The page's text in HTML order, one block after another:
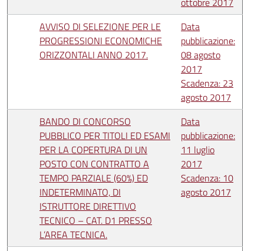
AVVISO DI SELEZIONE PER LE
PROGRESSIONI ECONOMICHE
ORIZZONTALI ANNO 2017.
Data
pubblicazione:
08 agosto
2017
Scadenza: 23
agosto 2017
BANDO DI CONCORSO
PUBBLICO PER TITOLI ED ESAMI
PER LA COPERTURA DI UN
POSTO CON CONTRATTO A
TEMPO PARZIALE (60%) ED
INDETERMINATO, DI
ISTRUTTORE DIRETTIVO
TECNICO – CAT. D1 PRESSO
L’AREA TECNICA.
Data
pubblicazione:
11 luglio
2017
Scadenza: 10
agosto 2017